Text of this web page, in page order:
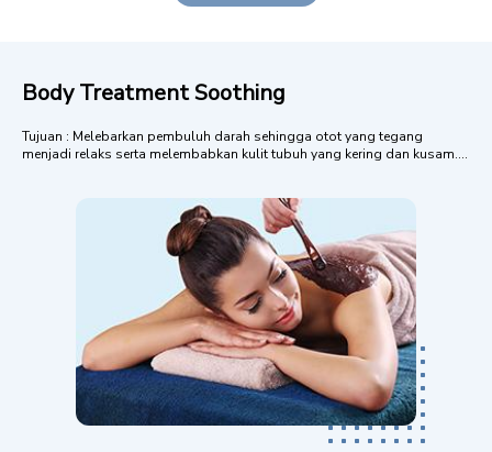
Body Treatment Soothing
Tujuan : Melebarkan pembuluh darah sehingga otot yang tegang
menjadi relaks serta melembabkan kulit tubuh yang kering dan kusam.
Essential Oil yang terkandun...